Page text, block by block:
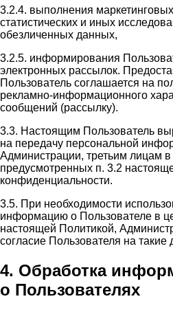
3.2.4. выполнения
статистических и иных
обезличенных данных,
3.2.5. информирования
электронных рассылок.
Пользователь соглашается на
рекламно-информационного
сообщений (рассылку).
3.3. Настоящим Пользователь
на передачу персональной
Администрации, третьим лицам в
предусмотренных п. 3.2
конфиденциальности.
3.5. При необходимости
информацию о Пользователе в
настоящей Политикой,
согласие Пользователя на такие
4. Обработка
о Пользователях